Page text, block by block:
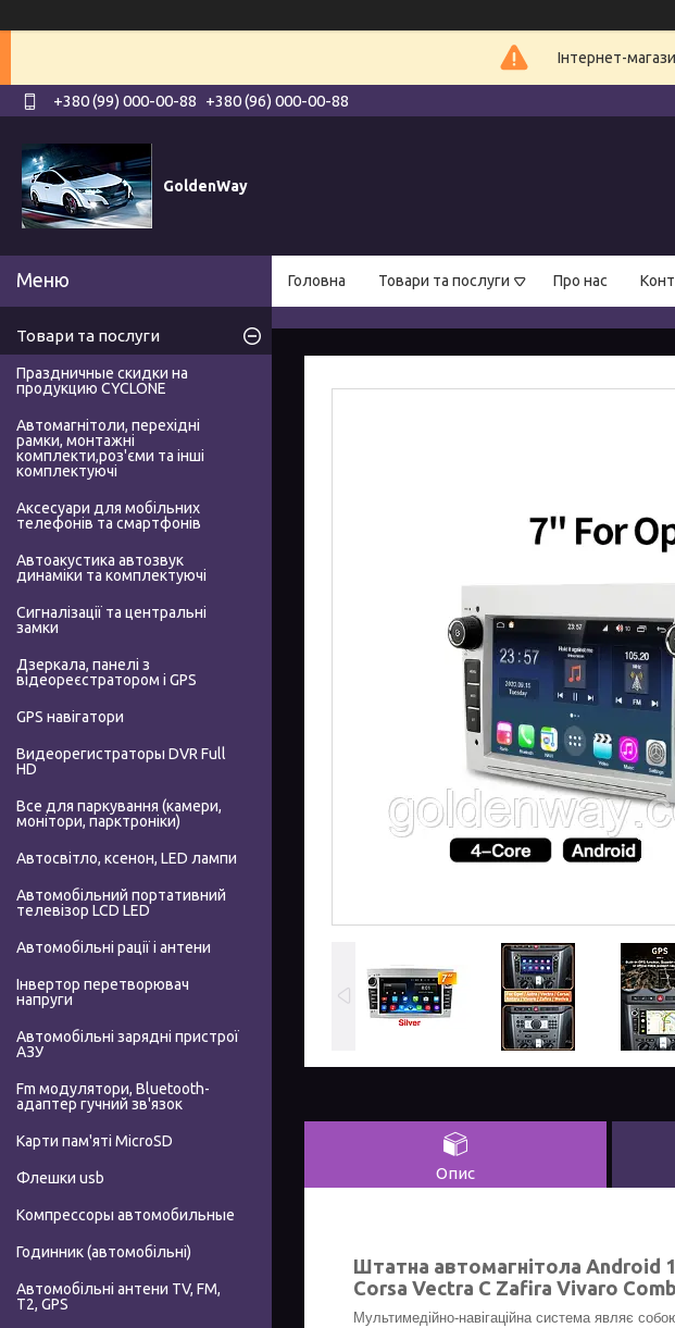
Інтернет-
+380 (99) 000-00-88 +380 (96) 000-00-88
GoldenWay
Головна Товари та послуги Про нас
Опис
Штатна автомагнітола Android
Corsa Vectra C Zafira Vivaro
Мультимедійно-навігаційна система являє
Товари та послуги
Праздничные скидки на
продукцию CYCLONE
Автомагнітоли, перехідні
рамки, монтажні
комплекти,роз'єми та інші
комплектуючі
Аксесуари для мобільних
телефонів та смартфонів
Автоакустика автозвук
динаміки та комплектуючі
Сигналізації та центральні
замки
Дзеркала, панелі з
відеореєстратором і GPS
GPS навігатори
Видеорегистраторы DVR Full
HD
Все для паркування (камери,
монітори, парктроніки)
Автосвітло, ксенон, LED лампи
Автомобільний портативний
телевізор LCD LED
Автомобільні рації і антени
Інвертор перетворювач
напруги
Автомобільні зарядні пристрої
АЗУ
Fm модулятори, Bluetooth-
адаптер гучний зв'язок
Карти пам'яті MicroSD
Флешки usb
Компрессоры автомобильные
Годинник (автомобільні)
Автомобільні антени TV, FM,
T2, GPS